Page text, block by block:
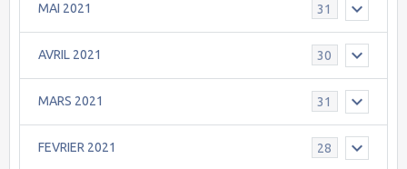
MAI 2021 31
AVRIL 2021 30
MARS 2021 31
FEVRIER 2021 28